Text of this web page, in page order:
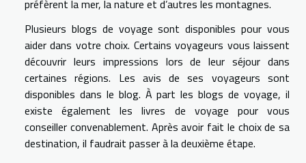
préfèrent la mer, la nature et d’autres les montagnes.
Plusieurs blogs de voyage sont disponibles pour vous
aider dans votre choix. Certains voyageurs vous laissent
découvrir leurs impressions lors de leur séjour dans
certaines régions. Les avis de ses voyageurs sont
disponibles dans le blog. À part les blogs de voyage, il
existe également les livres de voyage pour vous
conseiller convenablement. Après avoir fait le choix de sa
destination, il faudrait passer à la deuxième étape.